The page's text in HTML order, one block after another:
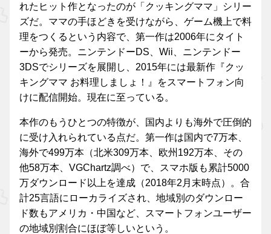
れたヒット作となったのが「クッキングママ」シリー
ズだ。ママの手ほどきを受けながら、ゲーム機上で料
理をつくるという内容で、第一作は2006年にタイト
ーから発売。ニンテンドーDS、Wii、ニンテンドー
3DSでシリーズを展開し、2015年には最新作『クッ
キングママ お料理しましょ！』をスマートフォン向
けに配信開始。現在に至っている。
本作のもうひとつの特徴が、国内よりも海外で圧倒的
に受け入れられている点だ。第一作は国内で7万本、
海外で499万本（北米309万本、欧州192万本、その
他58万本、VGChartz調べ）で、スマホ版も累計5000
万ダウンロード以上を達成（2018年2月末時点）。合
計25言語にローカライズされ、地域別のダウンロー
ド数もアメリカ・中国など、スマートフォンユーザー
の地域別割合にほぼ等しいという。